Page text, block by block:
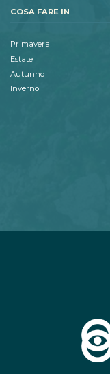
COSA FARE IN
Primavera
Estate
Autunno
Inverno